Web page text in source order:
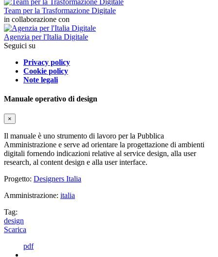
Team per la Trasformazione Digitale
in collaborazione con
Agenzia per l'Italia Digitale
Seguici su
Privacy policy
Cookie policy
Note legali
Manuale operativo di design
×
Il manuale è uno strumento di lavoro per la Pubblica
Amministrazione e serve ad orientare la progettazione di ambienti
digitali fornendo indicazioni relative al service design, alla user
research, al content design e alla user interface.
Progetto: Designers Italia
Amministrazione: italia
Tag:
design
Scarica
pdf